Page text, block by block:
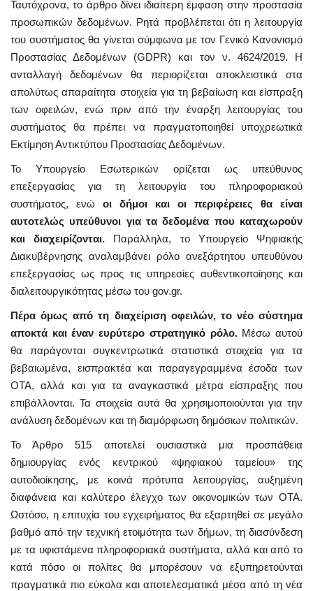
Ταυτόχρονα, το άρθρο δίνει ιδιαίτερη έμφαση στην προστασία
προσωπικών δεδομένων. Ρητά προβλέπεται ότι η λειτουργία
του συστήματος θα γίνεται σύμφωνα με τον Γενικό Κανονισμό
Προστασίας Δεδομένων (GDPR) και τον ν. 4624/2019. Η
ανταλλαγή δεδομένων θα περιορίζεται αποκλειστικά στα
απολύτως απαραίτητα στοιχεία για τη βεβαίωση και είσπραξη
των οφειλών, ενώ πριν από την έναρξη λειτουργίας του
συστήματος θα πρέπει να πραγματοποιηθεί υποχρεωτικά
Εκτίμηση Αντικτύπου Προστασίας Δεδομένων.
Το Υπουργείο Εσωτερικών ορίζεται ως υπεύθυνος
επεξεργασίας για τη λειτουργία του πληροφοριακού
συστήματος, ενώ οι δήμοι και οι περιφέρειες θα είναι
αυτοτελώς υπεύθυνοι για τα δεδομένα που καταχωρούν
και διαχειρίζονται. Παράλληλα, το Υπουργείο Ψηφιακής
Διακυβέρνησης αναλαμβάνει ρόλο ανεξάρτητου υπευθύνου
επεξεργασίας ως προς τις υπηρεσίες αυθεντικοποίησης και
διαλειτουργικότητας μέσω του gov.gr.
Πέρα όμως από τη διαχείριση οφειλών, το νέο σύστημα
αποκτά και έναν ευρύτερο στρατηγικό ρόλο.Μέσω αυτού
θα παράγονται συγκεντρωτικά στατιστικά στοιχεία για τα
βεβαιωμένα, εισπρακτέα και παραγεγραμμένα έσοδα των
ΟΤΑ, αλλά και για τα αναγκαστικά μέτρα είσπραξης που
επιβάλλονται. Τα στοιχεία αυτά θα χρησιμοποιούνται για την
ανάλυση δεδομένων και τη διαμόρφωση δημόσιων πολιτικών.
Το Άρθρο 515 αποτελεί ουσιαστικά μια προσπάθεια
δημιουργίας ενός κεντρικού «ψηφιακού ταμείου» της
αυτοδιοίκησης, με κοινά πρότυπα λειτουργίας, αυξημένη
διαφάνεια και καλύτερο έλεγχο των οικονομικών των ΟΤΑ.
Ωστόσο, η επιτυχία του εγχειρήματος θα εξαρτηθεί σε μεγάλο
βαθμό από την τεχνική ετοιμότητα των δήμων, τη διασύνδεση
με τα υφιστάμενα πληροφοριακά συστήματα, αλλά και από το
κατά πόσο οι πολίτες θα μπορέσουν να εξυπηρετούνται
πραγματικά πιο εύκολα και αποτελεσματικά μέσα από τη νέα